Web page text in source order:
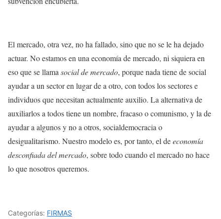
El mercado, otra vez, no ha fallado, sino que no se le ha dejado
actuar. No estamos en una economía de mercado, ni siquiera en
eso que se llama social de mercado, porque nada tiene de social
ayudar a un sector en lugar de a otro, con todos los sectores e
individuos que necesitan actualmente auxilio. La alternativa de
auxiliarlos a todos tiene un nombre, fracaso o comunismo, y la de
ayudar a algunos y no a otros, socialdemocracia o
desigualitarismo. Nuestro modelo es, por tanto, el deeconomía
desconfiada del mercado, sobre todo cuando el mercado no hace
lo que nosotros queremos.
Categorías: FIRMAS